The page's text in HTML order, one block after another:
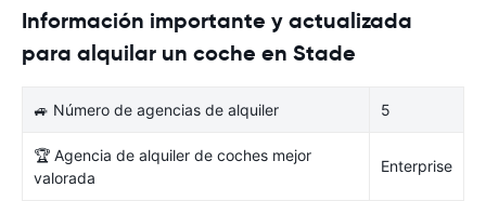
Información importante y actualizada
para alquilar un coche en Stade
🚙 Número de agencias de alquiler 5
🏆 Agencia de alquiler de coches mejor
valorada
Enterprise